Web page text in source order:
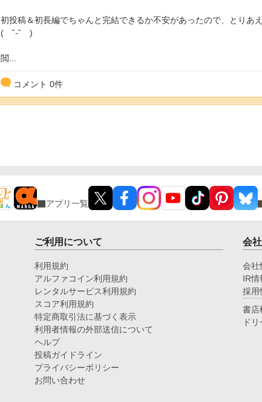
初投稿＆初長編でちゃんと完結できるか不安があったので、とりあ
( ˘-˘ )
閲...
コメント 0件
アプリ一覧
ご利用について
利用規約
アルファコイン利用規約
レンタルサービス利用規約
スコア利用規約
特定商取引法に基づく表示
利用者情報の外部送信について
ヘルプ
投稿ガイドライン
プライバシーポリシー
お問い合わせ
会
会社
IR情
採用
書店
ド